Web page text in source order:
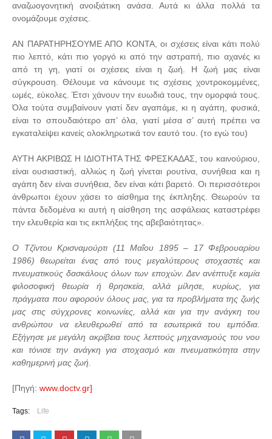
αναζωογονητική ανοιξιάτικη ανάσα. Αυτά κι άλλα πολλά τα
ονομάζουμε σχέσεις.
ΑΝ ΠΑΡΑΤΗΡΗΣΟΥΜΕ ΑΠΟ ΚΟΝΤΑ, οι σχέσεις είναι κάτι πολύ
πιο λεπτό, κάτι πιο γοργό κι από την αστραπή, πιο αχανές κι
από τη γη, γιατί οι σχέσεις είναι η ζωή. Η ζωή μας είναι
σύγκρουση. Θέλουμε να κάνουμε τις σχέσεις χοντροκομμένες,
ωμές, εύκολες. Έτσι χάνουν την ευωδιά τους, την ομορφιά τους.
Όλα τούτα συμβαίνουν γιατί δεν αγαπάμε, κι η αγάπη, φυσικά,
είναι το σπουδαιότερο απ’ όλα, γιατί μέσα σ’ αυτή πρέπει να
εγκαταλείψει κανείς ολοκληρωτικά τον εαυτό του. (το εγώ του)
ΑΥΤΗ ΑΚΡΙΒΩΣ Η ΙΔΙΟΤΗΤΑ ΤΗΣ ΦΡΕΣΚΑΔΑΣ, του καινούριου,
είναι ουσιαστική, αλλιώς η ζωή γίνεται ρουτίνα, συνήθεια και η
αγάπη δεν είναι συνήθεια, δεν είναι κάτι βαρετό. Οι περισσότεροι
άνθρωποι έχουν χάσει το αίσθημα της έκπληξης. Θεωρούν τα
πάντα δεδομένα κι αυτή η αίσθηση της ασφάλειας καταστρέφει
την ελευθερία και τις εκπλήξεις της αβεβαιότητας».
Ο Τζίντου Κρισναμούρτι (11 Μαΐου 1895 – 17 Φεβρουαρίου
1986) θεωρείται ένας από τους μεγαλύτερους στοχαστές και
πνευματικούς δασκάλους όλων των εποχών. Δεν ανέπτυξε καμία
φιλοσοφική θεωρία ή θρησκεία, αλλά μίλησε, κυρίως, για
πράγματα που αφορούν όλους μας, για τα προβλήματα της ζωής
μας στις σύγχρονες κοινωνίες, αλλά και για την ανάγκη του
ανθρώπου να ελευθερωθεί από τα εσωτερικά του εμπόδια.
Εξήγησε με μεγάλη ακρίβεια τους λεπτούς μηχανισμούς του νου
και τόνισε την ανάγκη για στοχασμό και πνευματικότητα στην
καθημερινή μας ζωή.
[Πηγή: www.doctv.gr]
Tags: Life